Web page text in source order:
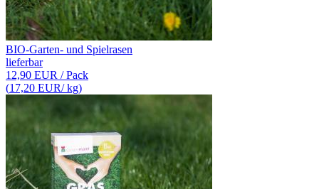
BIO-Garten- und Spielrasen
lieferbar
12,90 EUR / Pack
(17,20 EUR/ kg)